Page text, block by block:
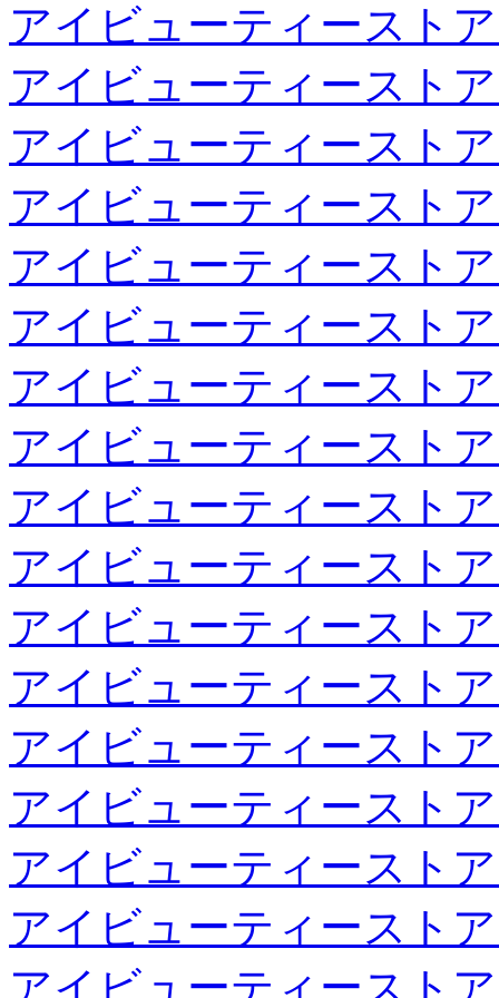
アイビューティースト
アイビューティースト
アイビューティースト
アイビューティースト
アイビューティースト
アイビューティースト
アイビューティースト
アイビューティースト
アイビューティースト
アイビューティースト
アイビューティースト
アイビューティースト
アイビューティースト
アイビューティースト
アイビューティースト
アイビューティースト
アイビューティースト